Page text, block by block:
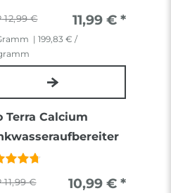
12,99 € 11,99 € *
| 199,83 € /
Terra Calcium
11,99 € 10,99 € *